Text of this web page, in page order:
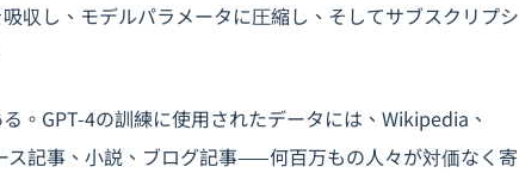
収し、モデルパラメータに圧縮し、そしてサブスクリプシ
。GPT-4の訓練に使用されたデータには、Wikipedia、
記事、小説、ブログ記事——何百万もの人々が対価なく寄